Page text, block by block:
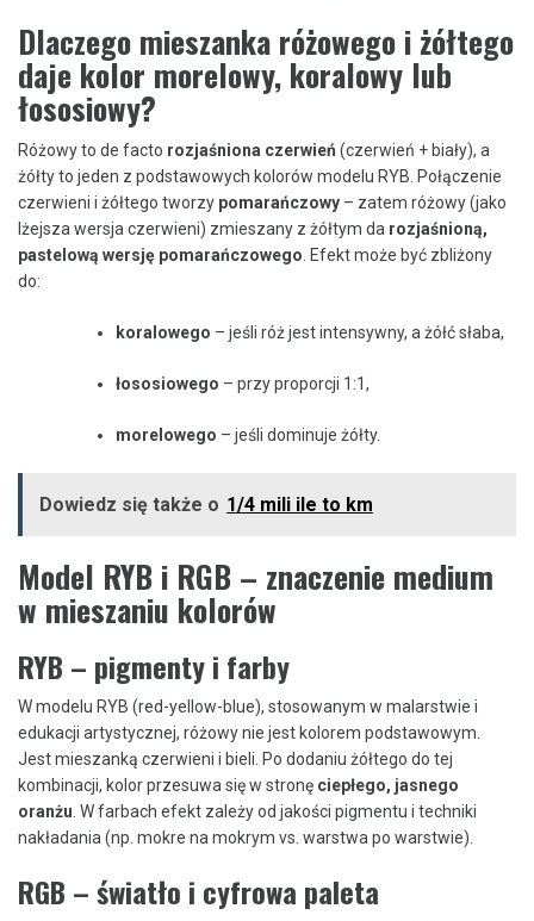
Dlaczego mieszanka różowego i żółtego
daje kolor morelowy, koralowy lub
łososiowy?
Różowy to de facto rozjaśniona czerwień (czerwień + biały), a
żółty to jeden z podstawowych kolorów modelu RYB. Połączenie
czerwieni i żółtego tworzy pomarańczowy – zatem różowy (jako
lżejsza wersja czerwieni) zmieszany z żółtym da rozjaśnioną,
pastelową wersję pomarańczowego . Efekt może być zbliżony
do:
koralowego – jeśli róż jest intensywny, a żółć słaba,
łososiowego – przy proporcji 1:1,
morelowego – jeśli dominuje żółty.
Dowiedz się także o 1/4 mili ile to km
Model RYB i RGB – znaczenie medium
w mieszaniu kolorów
RYB – pigmenty i farby
W modelu RYB (red-yellow-blue), stosowanym w malarstwie i
edukacji artystycznej, różowy nie jest kolorem podstawowym.
Jest mieszanką czerwieni i bieli. Po dodaniu żółtego do tej
kombinacji, kolor przesuwa się w stronę ciepłego, jasnego
oranżu . W farbach efekt zależy od jakości pigmentu i techniki
nakładania (np. mokre na mokrym vs. warstwa po warstwie).
RGB – światło i cyfrowa paleta